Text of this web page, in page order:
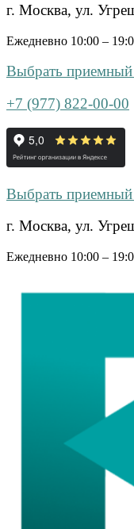
г. Москва, ул.
Ежедневно 10:00 –
Выбрать
+7 (977) 822-00-00
Выбрать приемный
г. Москва, ул.
Ежедневно 10:00 –